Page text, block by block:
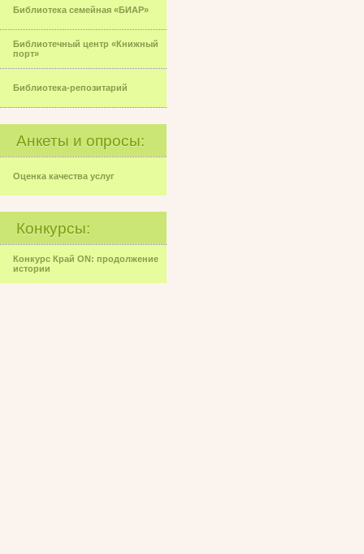
Библиотека семейная «БИАР»
Библиотечный центр «Книжный
порт»
Библиотека-репозитарий
Анкеты и опросы:
Оценка качества услуг
Конкурсы:
Конкурс Край ON: продолжение
истории